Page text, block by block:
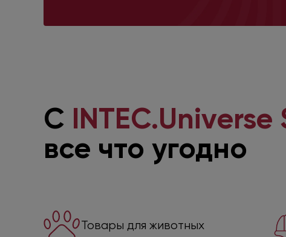
С INTEC.Universe
все что угодно
Товары для животных